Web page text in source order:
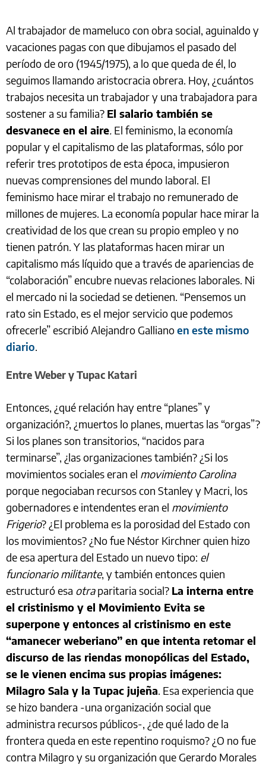
Al trabajador de mameluco con obra social, aguinaldo y
vacaciones pagas con que dibujamos el pasado del
período de oro (1945/1975), a lo que queda de él, lo
seguimos llamando aristocracia obrera. Hoy, ¿cuántos
trabajos necesita un trabajador y una trabajadora para
sostener a su familia? El salario también se
desvanece en el aire. El feminismo, la economía
popular y el capitalismo de las plataformas, sólo por
referir tres prototipos de esta época, impusieron
nuevas comprensiones del mundo laboral. El
feminismo hace mirar el trabajo no remunerado de
millones de mujeres. La economía popular hace mirar la
creatividad de los que crean su propio empleo y no
tienen patrón. Y las plataformas hacen mirar un
capitalismo más líquido que a través de apariencias de
“colaboración” encubre nuevas relaciones laborales. Ni
el mercado ni la sociedad se detienen. “Pensemos un
rato sin Estado, es el mejor servicio que podemos
ofrecerle” escribió Alejandro Gallianoen este mismo
diario.
Entre Weber y Tupac Katari
Entonces, ¿qué relación hay entre “planes” y
organización?, ¿muertos lo planes, muertas las “orgas”?
Si los planes son transitorios, “nacidos para
terminarse”, ¿las organizaciones también? ¿Si los
movimientos sociales eran el movimiento Carolina
porque negociaban recursos con Stanley y Macri, los
gobernadores e intendentes eran el movimiento
Frigerio? ¿El problema es la porosidad del Estado con
los movimientos? ¿No fue Néstor Kirchner quien hizo
de esa apertura del Estado un nuevo tipo: el
funcionario militante, y también entonces quien
estructuró esa otraparitaria social? La interna entre
el cristinismo y el Movimiento Evita se
superpone y entonces al cristinismo en este
“amanecer weberiano” en que intenta retomar el
discurso de las riendas monopólicas del Estado,
se le vienen encima sus propias imágenes:
Milagro Sala y la Tupac jujeña. Esa experiencia que
se hizo bandera -una organización social que
administra recursos públicos-, ¿de qué lado de la
frontera queda en este repentino roquismo? ¿O no fue
contra Milagro y su organización que Gerardo Morales